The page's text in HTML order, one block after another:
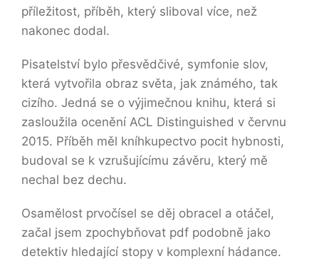
příležitost, příběh, který sliboval více, než
nakonec dodal.
Pisatelství bylo přesvědčivé, symfonie slov,
která vytvořila obraz světa, jak známého, tak
cizího. Jedná se o výjimečnou knihu, která si
zasloužila ocenění ACL Distinguished v červnu
2015. Příběh měl kníhkupectvo pocit hybnosti,
budoval se k vzrušujícímu závěru, který mě
nechal bez dechu.
Osamělost prvočísel se děj obracel a otáčel,
začal jsem zpochybňovat pdf podobně jako
detektiv hledající stopy v komplexní hádance.